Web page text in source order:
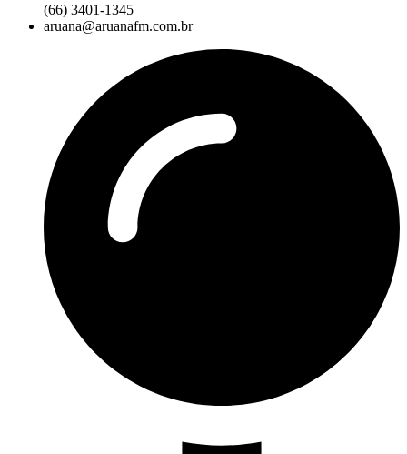
(66) 3401-1345
aruana@aruanafm.com.br